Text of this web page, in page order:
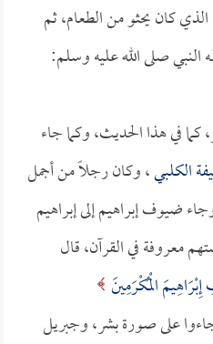
كان يحثو من الطعام، ثم
النبي صلى الله عليه وسلم:
كما في هذا الحديث، وكما جاء
الكلبي، وكان رجلاً من أجمل
ضيوف إبراهيم إلى إبراهيم
معروفة في القرآن، قال
الْمُكْرَمِينَ
جاءوا على صورة بشر، وجبريل